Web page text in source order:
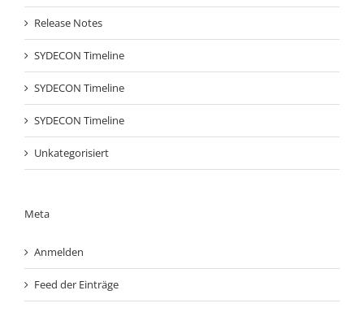
Release Notes
SYDECON Timeline
SYDECON Timeline
SYDECON Timeline
Unkategorisiert
Meta
Anmelden
Feed der Einträge